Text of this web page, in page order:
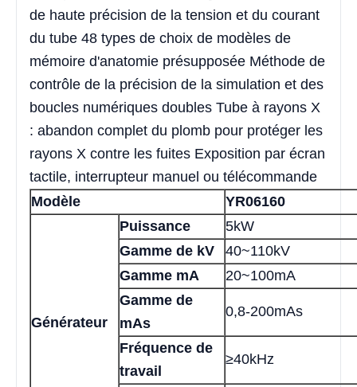
de haute précision de la tension et du courant
du tube 48 types de choix de modèles de
mémoire d'anatomie présupposée Méthode de
contrôle de la précision de la simulation et des
boucles numériques doubles Tube à rayons X
: abandon complet du plomb pour protéger les
rayons X contre les fuites Exposition par écran
tactile, interrupteur manuel ou télécommande
Modèle
YR06160
Générateur
Puissance
5kW
Gamme de kV
40~110kV
Gamme mA
20~100mA
Gamme de
mAs
0,8-200mAs
Fréquence de
travail
≥40kHz